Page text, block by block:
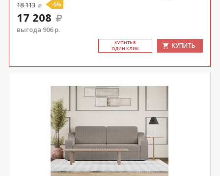
18 113 -5%
17 208
выгода 906 р.
КУ­ПИТЬ В
ОДИН КЛИК
КУПИТЬ